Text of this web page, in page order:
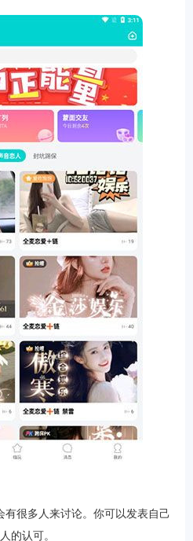
有很多人来讨论。你可以发表自己
的认可。